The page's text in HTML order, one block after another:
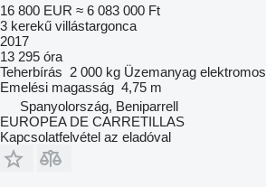
16 800 EUR ≈ 6 083 000 Ft
3 kerekű villástargonca
2017
13 295 óra
Teherbírás 2 000 kg Üzemanyag elektromos
Emelési magasság 4,75 m
Spanyolország, Beniparrell
EUROPEA DE CARRETILLAS
Kapcsolatfelvétel az eladóval